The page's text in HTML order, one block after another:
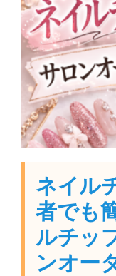
ネイル
者でも
ルチッ
ンオー